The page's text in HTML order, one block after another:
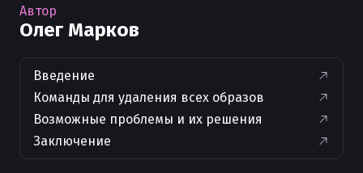
Автор
Олег Марков
Введение
Команды для удаления всех образов
Возможные проблемы и их решения
Заключение